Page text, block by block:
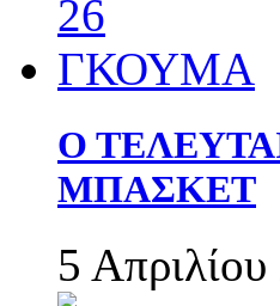
Ο
ΜΠΑΣΚΕΤ
5